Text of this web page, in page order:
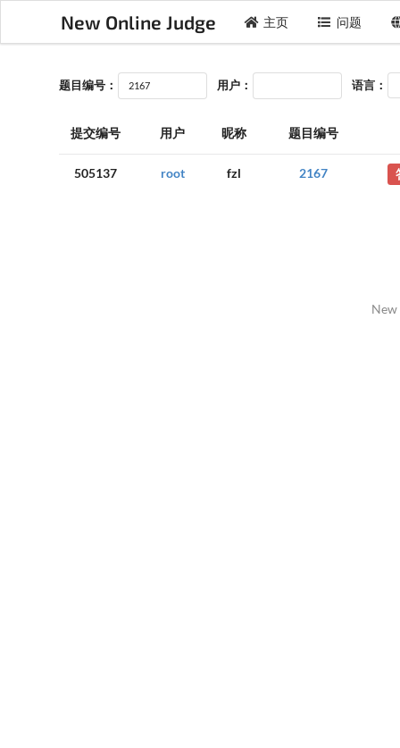
New Online Judge 主页 问题
题目编号： 用户： 语言：
提交编号 用户 昵称 题目编号
505137 root fzl 2167